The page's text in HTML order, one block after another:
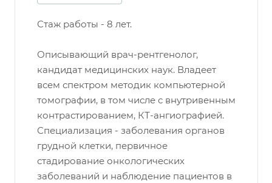
Стаж работы - 8 лет.
Описывающий врач-рентгенолог,
кандидат медицинских наук. Владеет
всем спектром методик компьютерной
томографии, в том числе с внутривенным
контрастированием, КТ-ангиографией.
Специализация - заболевания органов
грудной клетки, первичное
стадирование онкологических
заболеваний и наблюдение пациентов в